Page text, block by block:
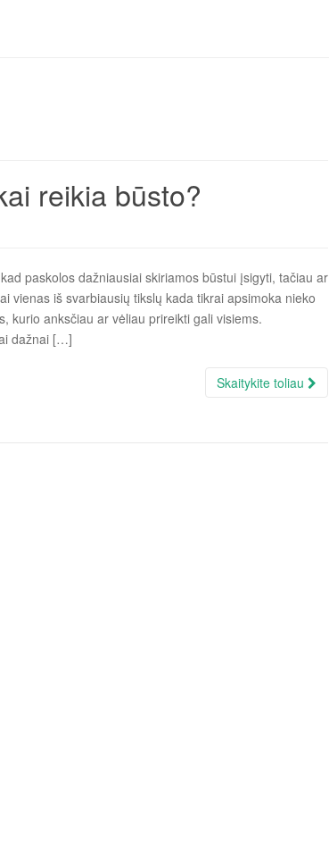
reikia būsto?
paskolos dažniausiai skiriamos būstui įsigyti, tačiau ar
vienas iš svarbiausių tikslų kada tikrai apsimoka nieko
kurio anksčiau ar vėliau prireikti gali visiems.
dažnai […]
Skaitykite toliau